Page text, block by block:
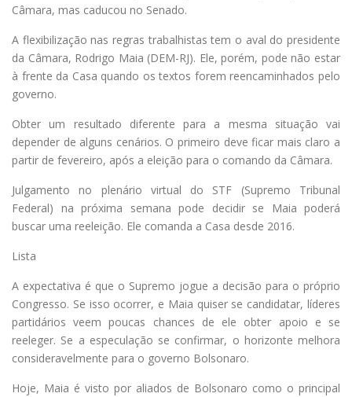
Câmara, mas caducou no Senado.
A flexibilização nas regras trabalhistas tem o aval do presidente
da Câmara, Rodrigo Maia (DEM-RJ). Ele, porém, pode não estar
à frente da Casa quando os textos forem reencaminhados pelo
governo.
Obter um resultado diferente para a mesma situação vai
depender de alguns cenários. O primeiro deve ficar mais claro a
partir de fevereiro, após a eleição para o comando da Câmara.
Julgamento no plenário virtual do STF (Supremo Tribunal
Federal) na próxima semana pode decidir se Maia poderá
buscar uma reeleição. Ele comanda a Casa desde 2016.
Lista
A expectativa é que o Supremo jogue a decisão para o próprio
Congresso. Se isso ocorrer, e Maia quiser se candidatar, líderes
partidários veem poucas chances de ele obter apoio e se
reeleger. Se a especulação se confirmar, o horizonte melhora
consideravelmente para o governo Bolsonaro.
Hoje, Maia é visto por aliados de Bolsonaro como o principal